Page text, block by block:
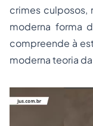
crimes culposos,
moderna forma
compreende à
moderna teoria